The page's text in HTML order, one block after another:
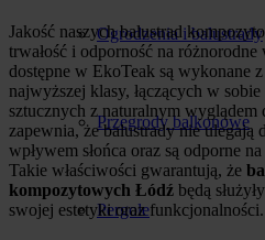
Ogrodzenia i balustrady
Przegrody balkonowe
Pergole
Jakość naszych balustrad
trwałość i odporność na
dostępne w EkoTeak są wykonane
najwyższej klasy, łączących w
sztucznych z naturalnym wyglądem
zapewnia, że balustrady nie ulegają
wpływem słońca oraz są odporne
Takie właściwości gwarantują, że
kompozytowych Łódź będą
swojej estetyki oraz funkcjonalności.